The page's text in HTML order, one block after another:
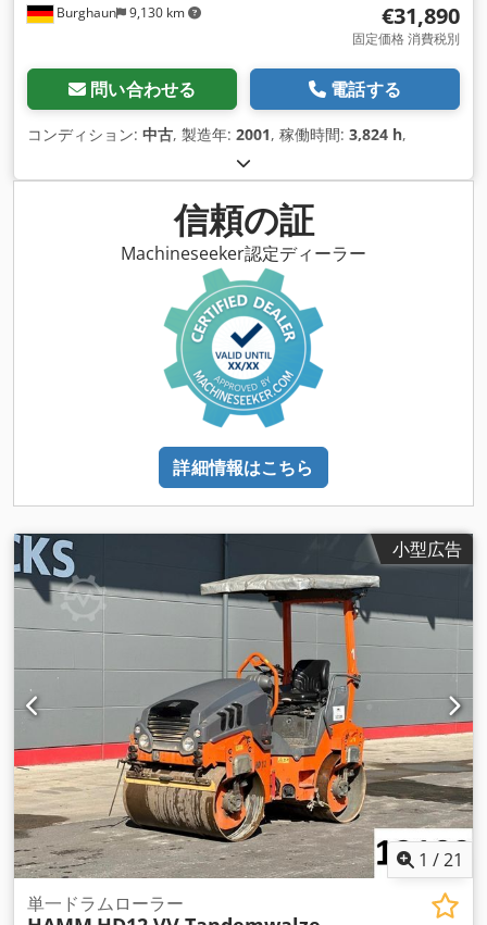
Burghaun 9,130 km €31,890
固定価格 消費税別
問い合わせる 電話する
コンディション: 中古, 製造年: 2001, 稼働時間: 3,824 h,
信頼の証
Machineseeker認定ディーラー
詳細情報はこちら
小型広告
1 /21
単一ドラムローラー